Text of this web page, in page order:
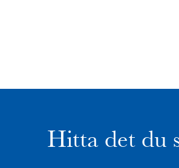
Hitta det du